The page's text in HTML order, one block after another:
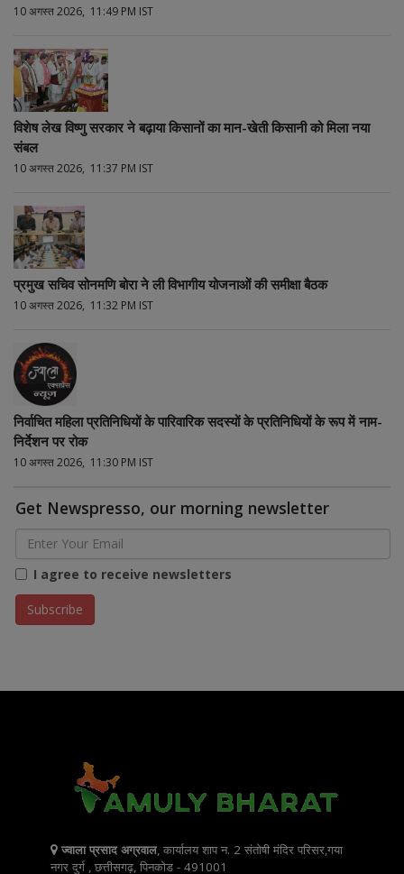
10 अगस्त 2026, 11:49 PM IST
विशेष लेख विष्णु सरकार ने बढ़ाया किसानों का मान-खेती किसानी को मिला नया
संबल
10 अगस्त 2026, 11:37 PM IST
प्रमुख सचिव सोनमणि बोरा ने ली विभागीय योजनाओं की समीक्षा बैठक
10 अगस्त 2026, 11:32 PM IST
निर्वाचित महिला प्रतिनिधियों के पारिवारिक सदस्यों के प्रतिनिधियों के रूप में नाम-
निर्देशन पर रोक
10 अगस्त 2026, 11:30 PM IST
Get Newspresso, our morning newsletter
I agree to receive newsletters
ज्वाला प्रसाद अग्रवाल, कार्यालय शाप न. 2 संतोषी मंदिर परिसर,गया
नगर दुर्ग , छत्तीसगढ़, पिनकोड - 491001